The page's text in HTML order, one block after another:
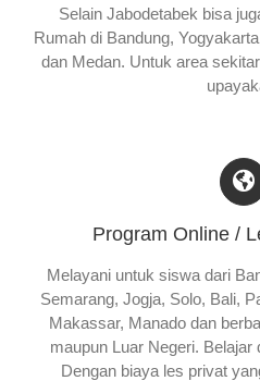
Selain Jabodetabek bisa
Rumah di Bandung,
dan Medan. Untuk area
Program Online /
Melayani untuk siswa dari
Semarang, Jogja, Solo, Bali,
Makassar, Manado dan
maupun Luar Negeri.
Dengan biaya les privat